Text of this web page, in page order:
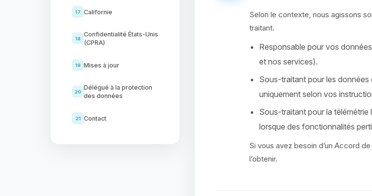
17 Californie
18
Confidentialité États-Unis
(CPRA)
19 Mises à jour
20
Délégué à la protection
des données
21 Contact
Selon le contexte, nous agissons
traitant.
Responsable pour vos
et nos services).
Sous-traitant pour les
uniquement selon vos
Sous-traitant pour la
lorsque des fonctionnalités
Si vous avez besoin d’un Accord
l’obtenir.